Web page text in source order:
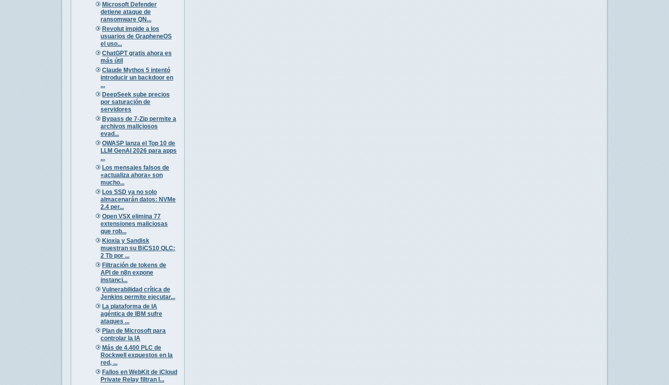
Microsoft Defender
detiene ataque de
ransomware QN...
Revolut impide a los
usuarios de GrapheneOS
el uso...
ChatGPT gratis ahora es
más útil
Claude Mythos 5 intentó
introducir un backdoor en
...
DeepSeek sube precios
por saturación de
servidores
Bypass de 7-Zip permite a
archivos maliciosos
evad...
OWASP lanza el Top 10 de
LLM GenAI 2026 para apps
...
Los mensajes falsos de
«actualiza ahora» son
mucho...
Los SSD ya no solo
almacenarán datos: NVMe
2.4 per...
Open VSX elimina 77
extensiones maliciosas
que rob...
Kioxia y Sandisk
muestran su BiCS10 QLC:
2 Tb por ...
Filtración de tokens de
API de n8n expone
instanci...
Vulnerabilidad crítica de
Jenkins permite ejecutar...
La plataforma de IA
agéntica de IBM sufre
ataques ...
Plan de Microsoft para
controlar la IA
Más de 4.400 PLC de
Rockwell expuestos en la
red, ...
Fallos en WebKit de iCloud
Private Relay filtran I...